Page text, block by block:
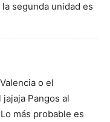
segunda unidad es
o el
Pangos al
más probable es